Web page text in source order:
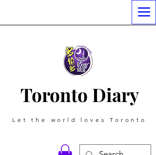
Toronto Diary
Let the world loves Toronto